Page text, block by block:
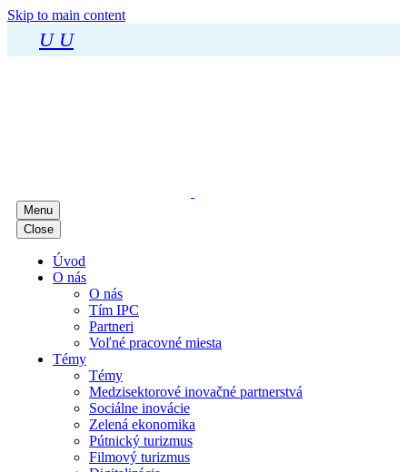
Skip to main content
U U
Menu
Close
Úvod
O nás
O nás
Tím IPC
Partneri
Voľné pracovné miesta
Témy
Témy
Medzisektorové inovačné partnerstvá
Sociálne inovácie
Zelená ekonomika
Pútnický turizmus
Filmový turizmus